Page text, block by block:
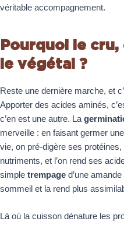
véritable accompagnement.
Pourquoi le
le végétal ?
Reste une dernière marche, et
Apporter des acides aminés,
c’en est une autre. La
merveille : en faisant germer
vie, on pré-digère ses
nutriments, et l’on rend ses
simple trempage d’une
sommeil et la rend plus
Là où la cuisson dénature les